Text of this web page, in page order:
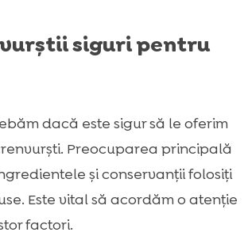
siguri pentru
dacă este sigur să le oferim
Preocuparea principală
și conservanții folosiți
Este vital să acordăm o atenție
factori.